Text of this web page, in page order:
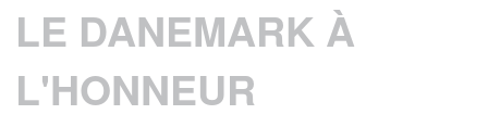
LE DANEMARK À
L'HONNEUR